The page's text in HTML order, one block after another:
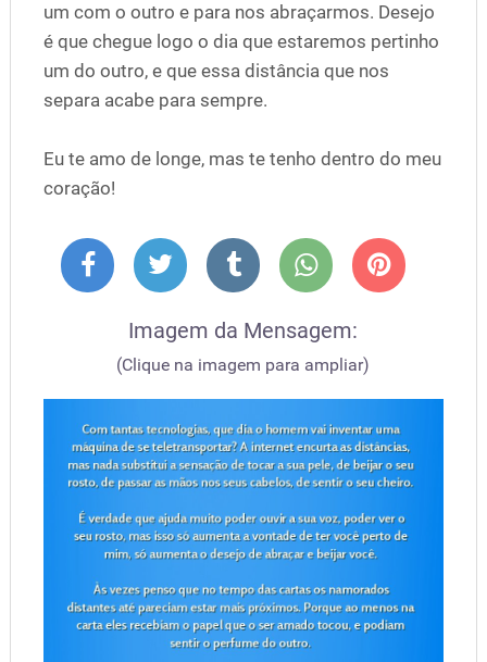
um com o outro e para nos abraçarmos. Desejo
é que chegue logo o dia que estaremos pertinho
um do outro, e que essa distância que nos
separa acabe para sempre.
Eu te amo de longe, mas te tenho dentro do meu
coração!
Imagem da Mensagem:
(Clique na imagem para ampliar)